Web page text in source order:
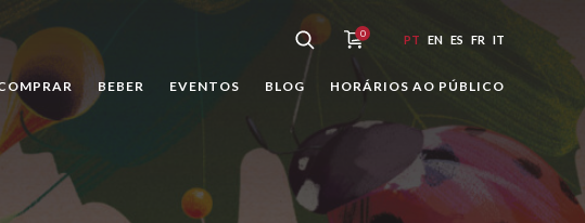
0 PT EN ES FR IT
BEBER EVENTOS BLOG HORÁRIOS AO PÚBLICO